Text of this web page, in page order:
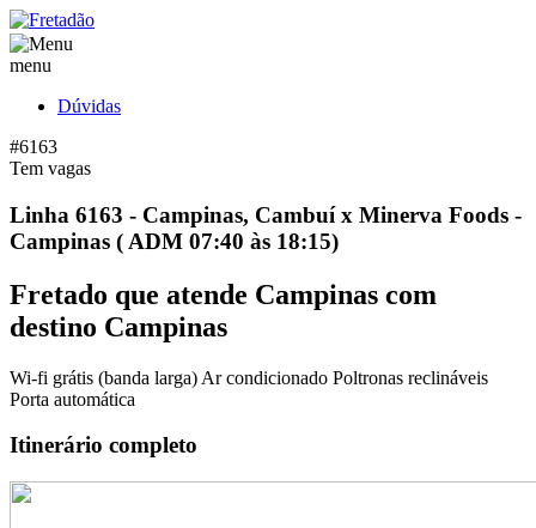
menu
Dúvidas
#6163
Tem vagas
Linha 6163 - Campinas, Cambuí x Minerva Foods -
Campinas ( ADM 07:40 às 18:15)
Fretado que atende Campinas com
destino Campinas
Wi-fi grátis (banda larga) Ar condicionado Poltronas reclináveis
Porta automática
Itinerário completo